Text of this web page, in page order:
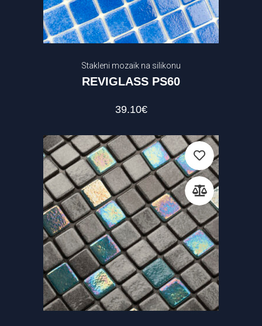
Stakleni mozaik na silikonu
REVIGLASS PS60
39.10€